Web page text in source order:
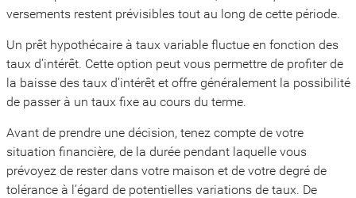
versements restent prévisibles tout au long de cette période.
Un prêt hypothécaire à taux variable fluctue en fonction des
taux d’intérêt. Cette option peut vous permettre de profiter de
la baisse des taux d’intérêt et offre généralement la possibilité
de passer à un taux fixe au cours du terme.
Avant de prendre une décision, tenez compte de votre
situation financière, de la durée pendant laquelle vous
prévoyez de rester dans votre maison et de votre degré de
tolérance à l’égard de potentielles variations de taux. De